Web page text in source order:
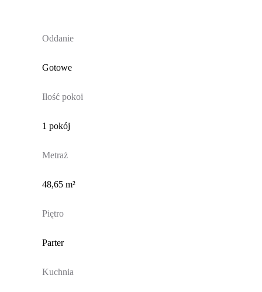
Oddanie
Gotowe
Ilość pokoi
1 pokój
Metraż
48,65 m²
Piętro
Parter
Kuchnia